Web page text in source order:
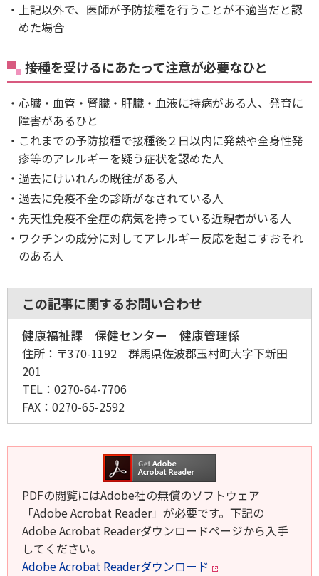
上記以外で、医師が予防接種を行うことが不適当だと認
めた場合
接種を受けるにあたって注意が必要なひと
心臓・血管・腎臓・肝臓・血液に持病がある人、発育に
障害があるひと
これまでの予防接種で接種後２日以内に発熱や全身性発
疹等のアレルギーを疑う症状を認めた人
過去にけいれんの既往がある人
過去に免疫不全の診断がなされている人
先天性免疫不全症の病気を持っている近親者がいる人
ワクチンの成分に対してアレルギー反応を起こすおそれ
のある人
この記事に関するお問い合わせ
健康福祉課 保健センター 健康管理係
住所： 〒370-1192 群馬県佐波郡玉村町大字下新田
201
TEL： 0270-64-7706
FAX： 0270-65-2592
PDFの閲覧にはAdobe社の無償のソフトウェア
「Adobe Acrobat Reader」が必要です。下記の
Adobe Acrobat Readerダウンロードページから入手
してください。
Adobe Acrobat Readerダウンロード